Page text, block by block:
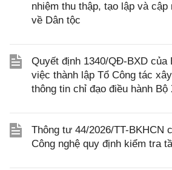
nhiệm thu thập, tạo lập và
về Dân tộc
Quyết định 1340/QĐ-BXD của
việc thành lập Tổ Công tác
thông tin chỉ đạo điều hành Bộ
Thông tư 44/2026/TT-BKHCN
Công nghệ quy định kiểm tra